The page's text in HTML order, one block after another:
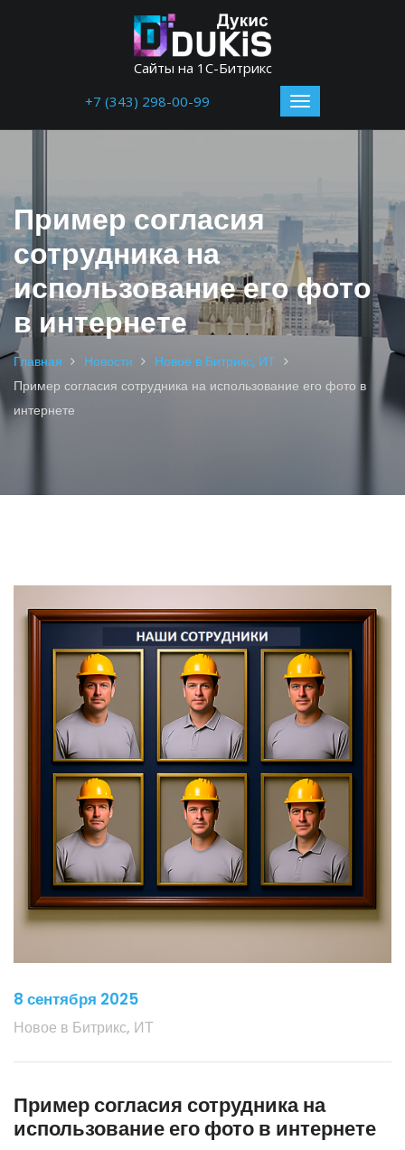
Сайты на 1С-Битрикс
+7 (343) 298-00-99
Пример согласия
сотрудника на
использование его фото
в интернете
Главная Новости
Новое в Битрикс, ИТ
Пример согласия сотрудника на использование его фото в
интернете
8 сентября 2025
Новое в Битрикс, ИТ
Пример согласия сотрудника на
использование его фото в интернете